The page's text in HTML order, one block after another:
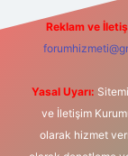
Reklam ve
Yasal Uyarı:
ve İletişim
olarak hizmet